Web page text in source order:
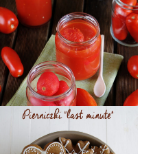
POMIDORY W SŁOIKU
W SOSIE
POMIDOROWYM ;)